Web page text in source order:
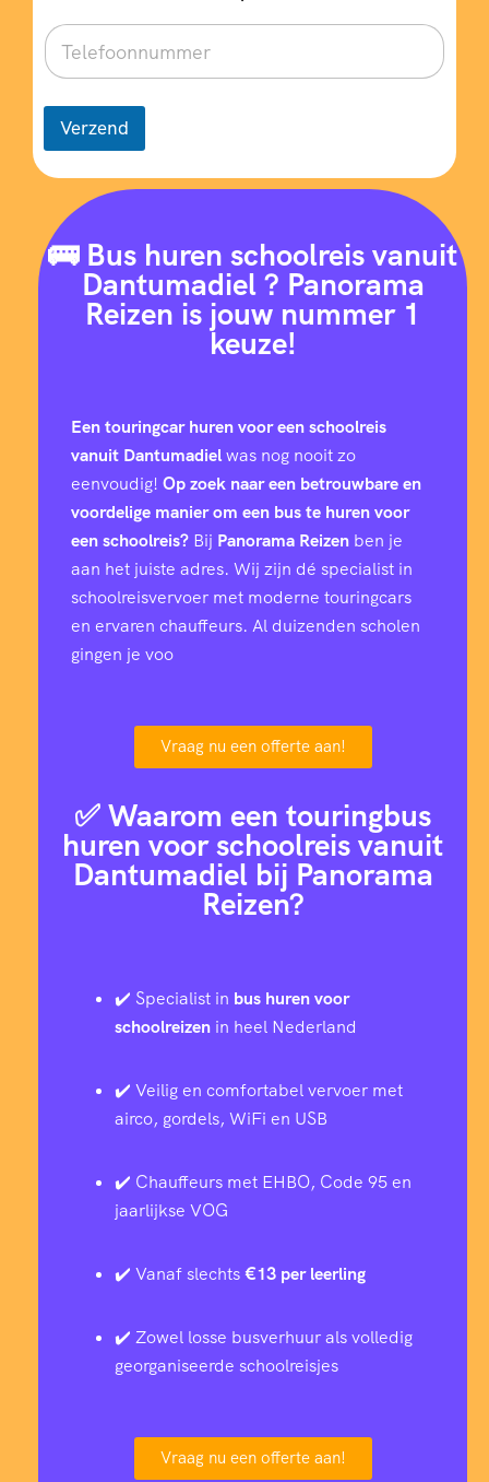
Verzend
🚌 Bus huren schoolreis vanuit
Dantumadiel ? Panorama
Reizen is jouw nummer 1
keuze!
Een touringcar huren voor een schoolreis
vanuit Dantumadielwas nog nooit zo
eenvoudig! Op zoek naar een betrouwbare en
voordelige manier om een bus te huren voor
een schoolreis? Bij Panorama Reizen ben je
aan het juiste adres. Wij zijn dé specialist in
schoolreisvervoer met moderne touringcars
en ervaren chauffeurs. Al duizenden scholen
gingen je voo
Vraag nu een offerte aan!
✅ Waarom een touringbus
huren voor schoolreis vanuit
Dantumadiel bij Panorama
Reizen?
✔️ Specialist in bus huren voor
schoolreizen in heel Nederland
✔️ Veilig en comfortabel vervoer met
airco, gordels, WiFi en USB
✔️ Chauffeurs met EHBO, Code 95 en
jaarlijkse VOG
✔️ Vanaf slechts€13 per leerling
✔️ Zowel losse busverhuur als volledig
georganiseerde schoolreisjes
Vraag nu een offerte aan!